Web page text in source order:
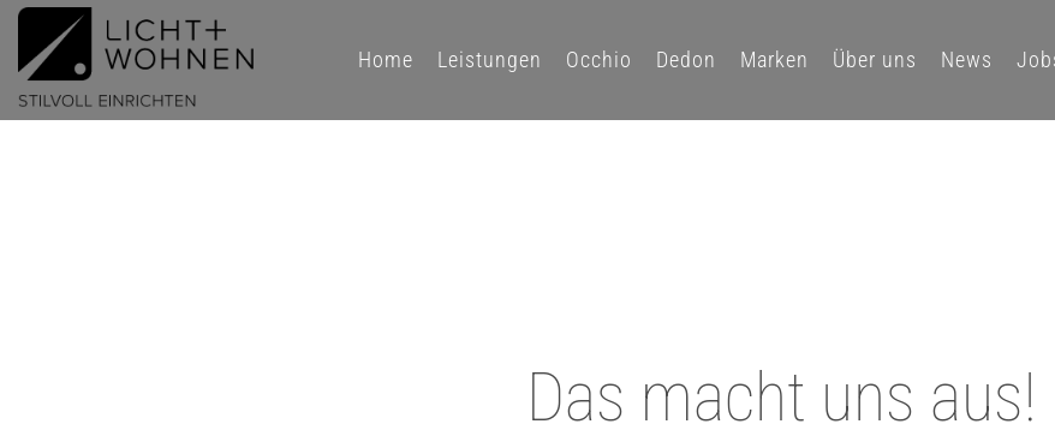
Home Leistungen Occhio Dedon Marken Über uns News
Das macht uns aus!